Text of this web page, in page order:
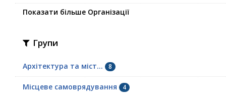
Показати більше Організації
Групи
Архітектура та міст... 8
Місцеве самоврядування 4